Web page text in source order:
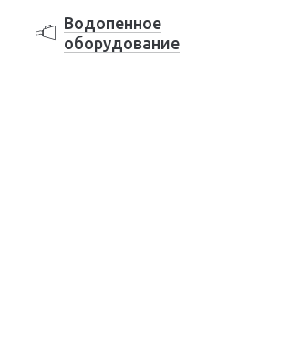
Водопенное
оборудование